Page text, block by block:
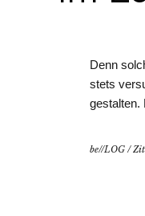
Denn
stets
gestalten.
be//LOG /